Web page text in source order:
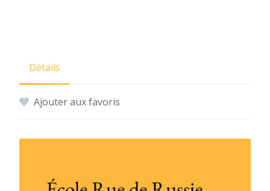
Détails
Ajouter aux favoris